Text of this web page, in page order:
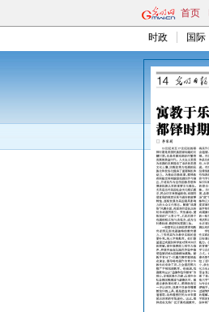
首页
时政 国际